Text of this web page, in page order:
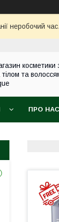
неробочий
косметики
та
ПРО НАС